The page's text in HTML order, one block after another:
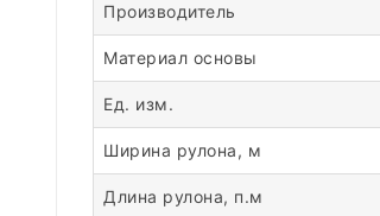
Производитель
Материал основы
Ед. изм.
Ширина рулона, м
Длина рулона, п.м